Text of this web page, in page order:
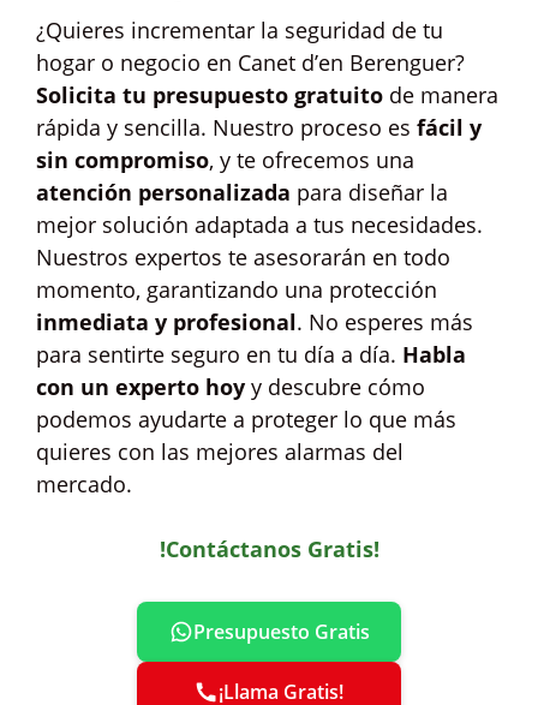
¿Quieres incrementar la seguridad de tu
hogar o negocio en Canet d’en Berenguer?
Solicita tu presupuesto gratuito de manera
rápida y sencilla. Nuestro proceso es fácil y
sin compromiso, y te ofrecemos una
atención personalizada para diseñar la
mejor solución adaptada a tus necesidades.
Nuestros expertos te asesorarán en todo
momento, garantizando una protección
inmediata y profesional. No esperes más
para sentirte seguro en tu día a día. Habla
con un experto hoy y descubre cómo
podemos ayudarte a proteger lo que más
quieres con las mejores alarmas del
mercado.
!Contáctanos Gratis!
Presupuesto Gratis
¡Llama Gratis!